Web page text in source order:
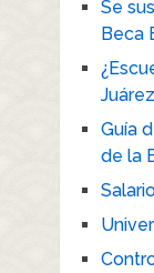
Se
Beca
Guía
de la